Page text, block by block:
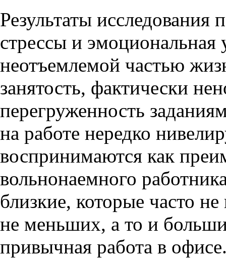
Результаты исследования
стрессы и
неотъемлемой частью
занятость, фактически
перегруженность
на работе нередко
воспринимаются как
вольнонаемного
близкие, которые часто
не меньших, а то и
привычная работа в